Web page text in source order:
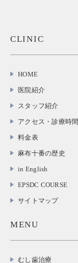
CLINIC
HOME
医院紹介
スタッフ紹介
アクセス・診療時間
料金表
麻布十番の歴史
in English
EPSDC COURSE
サイトマップ
MENU
むし歯治療